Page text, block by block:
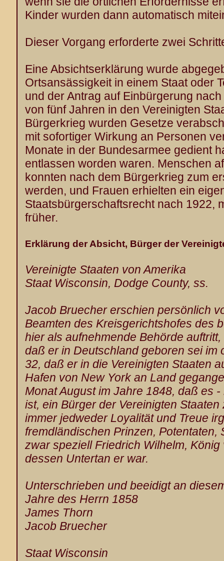
Kinder wurden dann automatisch
Dieser Vorgang erforderte zwei
Eine Absichtserklärung wurde
Ortsansässigkeit in einem Staat oder
und der Antrag auf Einbürgerung
von fünf Jahren in den Vereinigten
Bürgerkrieg wurden Gesetze
mit sofortiger Wirkung an Personen
Monate in der Bundesarmee gedient
entlassen worden waren. Menschen
konnten nach dem Bürgerkrieg zum
werden, und Frauen erhielten ein
Staatsbürgerschaftsrecht nach 1922,
früher.
Erklärung der Absicht, Bürger der
Vereinigte Staaten von Amerika
Staat Wisconsin, Dodge County, ss.
Jacob Bruecher erschien persönlich
Beamten des Kreisgerichtshofes des
hier als aufnehmende Behörde
daß er in Deutschland geboren sei im
32, daß er in die Vereinigten Staaten
Hafen von New York an Land
Monat August im Jahre 1848, daß es
ist, ein Bürger der Vereinigten
immer jedweder Loyalität und Treue
fremdländischen Prinzen, Potentaten,
zwar speziell Friedrich Wilhelm,
dessen Untertan er war.
Unterschrieben und beeidigt an
Jahre des Herrn 1858
James Thorn
Jacob Bruecher
Staat Wisconsin